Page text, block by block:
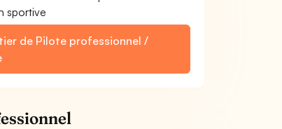
sportive
de Pilote professionnel /